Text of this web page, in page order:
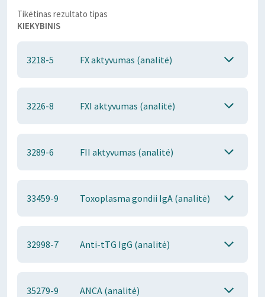
Tikėtinas rezultato tipas
KIEKYBINIS
3218-5 FX aktyvumas (analitė)
3226-8 FXI aktyvumas (analitė)
3289-6 FII aktyvumas (analitė)
33459-9 Toxoplasma gondii IgA (analitė)
32998-7 Anti-tTG IgG (analitė)
35279-9 ANCA (analitė)